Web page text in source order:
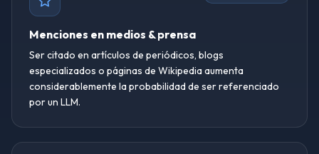
Menciones en medios & prensa
Ser citado en artículos de periódicos, blogs
especializados o páginas de Wikipedia aumenta
considerablemente la probabilidad de ser referenciado
por un LLM.